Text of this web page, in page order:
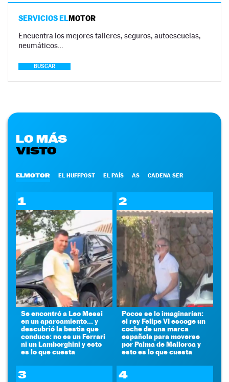
SERVICIOS ELMOTOR
Encuentra los mejores talleres, seguros, autoescuelas,
neumáticos…
BUSCAR
LO MÁS
VISTO
ELMOTOR EL HUFFPOST EL PAÍS AS CADENA SER
1
Se encontró a Leo Messi
en un aparcamiento... y
descubrió la bestia que
conduce: no es un Ferrari
ni un Lamborghini y esto
es lo que cuesta
2
Pocos se lo imaginarían:
el rey Felipe VI escoge un
coche de una marca
española para moverse
por Palma de Mallorca y
esto es lo que cuesta
3 4